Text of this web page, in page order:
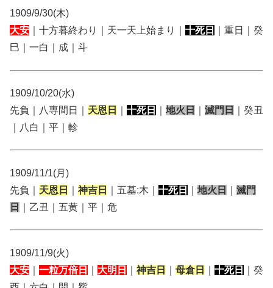
1909/9/30(木)
大安 ｜十方暮終わり｜天一天上始まり｜ 十死日
｜重日｜癸
巳｜一白｜成｜斗
1909/10/20(水)
先負｜八専間日｜ 天恩日 十死日 地火日 滅門日
｜癸丑
｜八白｜平｜軫
1909/11/1(月)
先負｜ 天恩日 神吉日 ｜五墓:木｜ 十死日 地火日
滅門
日
｜乙丑｜五黄｜平｜危
1909/11/9(火)
大安
一粒万倍日 大明日 神吉日 母倉日 十死日
｜癸